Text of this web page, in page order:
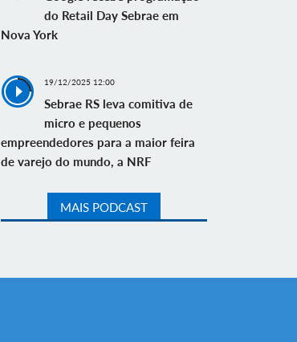
do Retail Day Sebrae em
Nova York
19/12/2025 12:00
Sebrae RS leva comitiva de
micro e pequenos
empreendedores para a maior feira
de varejo do mundo, a NRF
MAIS PODCAST